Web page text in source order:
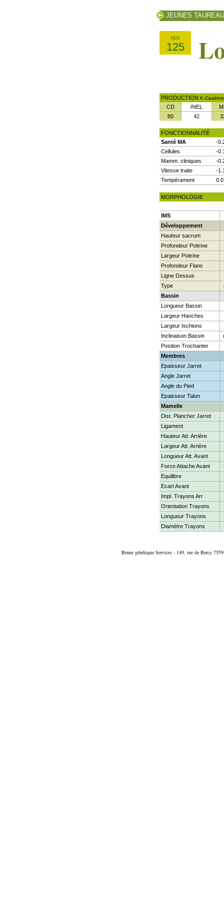
JEUNES
ISU
125
PRODUCTION K-
CD INEL
80
42
FONCTIONNALITÉ
Santé MA
-
Cellules
-
Mamm. cliniques
-
Vitesse traite
-
Tempérament
0.0
MORPHOLOGIE
IMS
Développement
Hauteur sacrum
Profondeur Poitrine
Largeur Poitrine
Profondeur Flanc
Ligne Dessus
Type
Bassin
Longueur Bassin
Largeur Hanches
Largeur Ischions
Inclinaison Bassin
Position Trochanter
Membres
Epaisseur Jarret
Angle Jarret
Angle du Pied
Epaisseur Talon
Mamelle
Dist. Plancher Jarret
Ligament
Hauteur Att. Arrière
Largeur Att. Arrière
Longueur Att. Avant
Force Attache Avant
Equilibre
Ecart Avant
Impl. Trayons Arr
Orientation Trayons
Longueur Trayons
Diamètre Trayons
Brune génétique Services - 149, rue de Bercy